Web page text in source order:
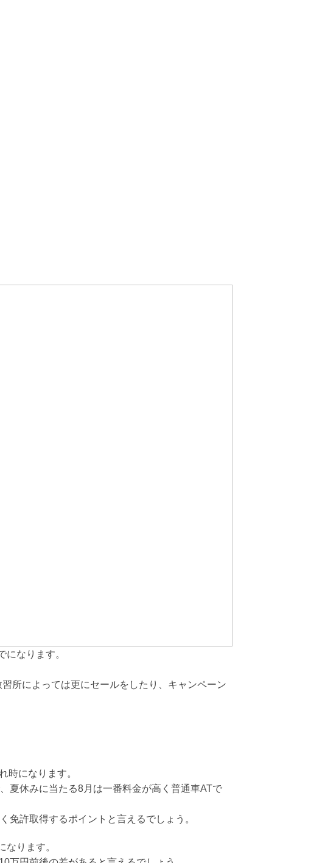
なります。
所によっては更にセールをしたり、キャンペーン
時になります。
夏休みに当たる8月は一番料金が高く普通車ATで
免許取得するポイントと言えるでしょう。
ります。